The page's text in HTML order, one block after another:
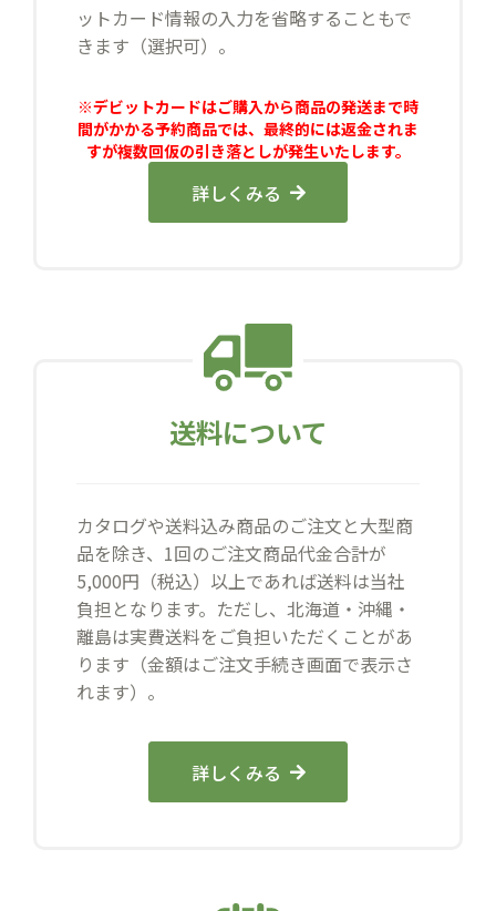
ットカード情報の入力を省略することもで
きます（選択可）。
※デビットカードはご購入から商品の発送まで時
間がかかる予約商品では、最終的には返金されま
すが複数回仮の引き落としが発生いたします。
詳しくみる
送料について
カタログや送料込み商品のご注文と大型商
品を除き、1回のご注文商品代金合計が
5,000円（税込）以上であれば送料は当社
負担となります。ただし、北海道・沖縄・
離島は実費送料をご負担いただくことがあ
ります（金額はご注文手続き画面で表示さ
れます）。
詳しくみる